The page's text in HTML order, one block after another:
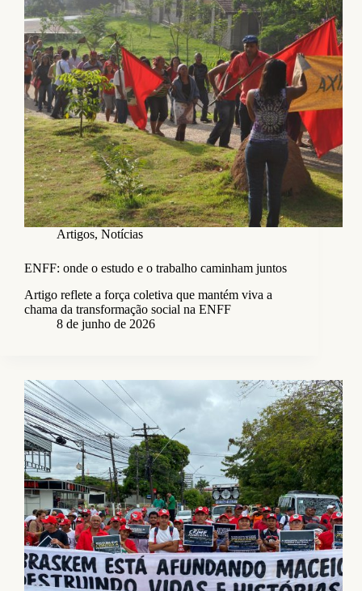
Artigos, Notícias
ENFF: onde o estudo e o trabalho caminham juntos
Artigo reflete a força coletiva que mantém viva a
chama da transformação social na ENFF
8 de junho de 2026